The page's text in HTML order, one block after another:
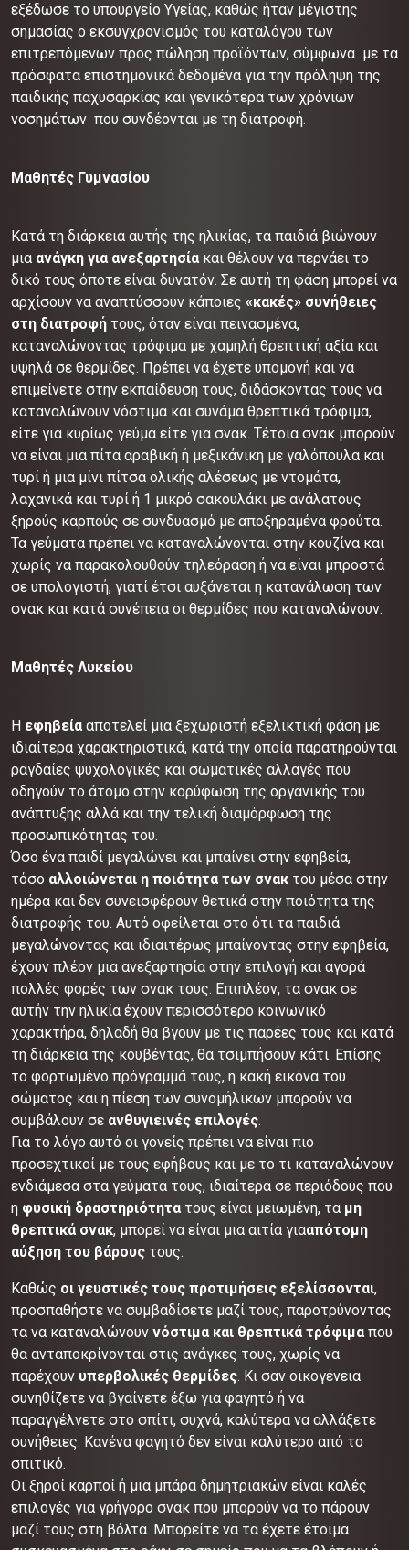
εξέδωσε το υπουργείο Υγείας, καθώς ήταν μέγιστης
σημασίας ο εκσυγχρονισμός του καταλόγου των
επιτρεπόμενων προς πώληση προϊόντων, σύμφωνα με τα
πρόσφατα επιστημονικά δεδομένα για την πρόληψη της
παιδικής παχυσαρκίας και γενικότερα των χρόνιων
νοσημάτων που συνδέονται με τη διατροφή.
Μαθητές Γυμνασίου
Κατά τη διάρκεια αυτής της ηλικίας, τα παιδιά βιώνουν
μια ανάγκη για ανεξαρτησία και θέλουν να περνάει το
δικό τους όποτε είναι δυνατόν. Σε αυτή τη φάση μπορεί να
αρχίσουν να αναπτύσσουν κάποιες «κακές» συνήθειες
στη διατροφή τους, όταν είναι πεινασμένα,
καταναλώνοντας τρόφιμα με χαμηλή θρεπτική αξία και
υψηλά σε θερμίδες. Πρέπει να έχετε υπομονή και να
επιμείνετε στην εκπαίδευση τους, διδάσκοντας τους να
καταναλώνουν νόστιμα και συνάμα θρεπτικά τρόφιμα,
είτε για κυρίως γεύμα είτε για σνακ. Τέτοια σνακ μπορούν
να είναι μια πίτα αραβική ή μεξικάνικη με γαλόπουλα και
τυρί ή μια μίνι πίτσα ολικής αλέσεως με ντομάτα,
λαχανικά και τυρί ή 1 μικρό σακουλάκι με ανάλατους
ξηρούς καρπούς σε συνδυασμό με αποξηραμένα φρούτα.
Τα γεύματα πρέπει να καταναλώνονται στην κουζίνα και
χωρίς να παρακολουθούν τηλεόραση ή να είναι μπροστά
σε υπολογιστή, γιατί έτσι αυξάνεται η κατανάλωση των
σνακ και κατά συνέπεια οι θερμίδες που καταναλώνουν.
Μαθητές Λυκείου
Η εφηβείααποτελεί μια ξεχωριστή εξελικτική φάση με
ιδιαίτερα χαρακτηριστικά, κατά την οποία παρατηρούνται
ραγδαίες ψυχολογικές και σωματικές αλλαγές που
οδηγούν το άτομο στην κορύφωση της οργανικής του
ανάπτυξης αλλά και την τελική διαμόρφωση της
προσωπικότητας του.
Όσο ένα παιδί μεγαλώνει και μπαίνει στην εφηβεία,
τόσο αλλοιώνεται η ποιότητα των σνακ του μέσα στην
ημέρα και δεν συνεισφέρουν θετικά στην ποιότητα της
διατροφής του. Αυτό οφείλεται στο ότι τα παιδιά
μεγαλώνοντας και ιδιαιτέρως μπαίνοντας στην εφηβεία,
έχουν πλέον μια ανεξαρτησία στην επιλογή και αγορά
πολλές φορές των σνακ τους. Επιπλέον, τα σνακ σε
αυτήν την ηλικία έχουν περισσότερο κοινωνικό
χαρακτήρα, δηλαδή θα βγουν με τις παρέες τους και κατά
τη διάρκεια της κουβέντας, θα τσιμπήσουν κάτι. Επίσης
το φορτωμένο πρόγραμμά τους, η κακή εικόνα του
σώματος και η πίεση των συνομήλικων μπορούν να
συμβάλουν σε ανθυγιεινές επιλογές.
Για το λόγο αυτό οι γονείς πρέπει να είναι πιο
προσεχτικοί με τους εφήβους και με το τι καταναλώνουν
ενδιάμεσα στα γεύματα τους, ιδιαίτερα σε περιόδους που
η φυσική δραστηριότητα τους είναι μειωμένη, τα μη
θρεπτικά σνακ, μπορεί να είναι μια αιτία γιααπότομη
αύξηση του βάρους τους.
Καθώς οι γευστικές τους προτιμήσεις εξελίσσονται,
προσπαθήστε να συμβαδίσετε μαζί τους, παροτρύνοντας
τα να καταναλώνουν νόστιμα και θρεπτικά τρόφιμαπου
θα ανταποκρίνονται στις ανάγκες τους, χωρίς να
παρέχουν υπερβολικές θερμίδες. Κι σαν οικογένεια
συνηθίζετε να βγαίνετε έξω για φαγητό ή να
παραγγέλνετε στο σπίτι, συχνά, καλύτερα να αλλάξετε
συνήθειες. Κανένα φαγητό δεν είναι καλύτερο από το
σπιτικό.
Οι ξηροί καρποί ή μια μπάρα δημητριακών είναι καλές
επιλογές για γρήγορο σνακ που μπορούν να το πάρουν
μαζί τους στη βόλτα. Μπορείτε να τα έχετε έτοιμα